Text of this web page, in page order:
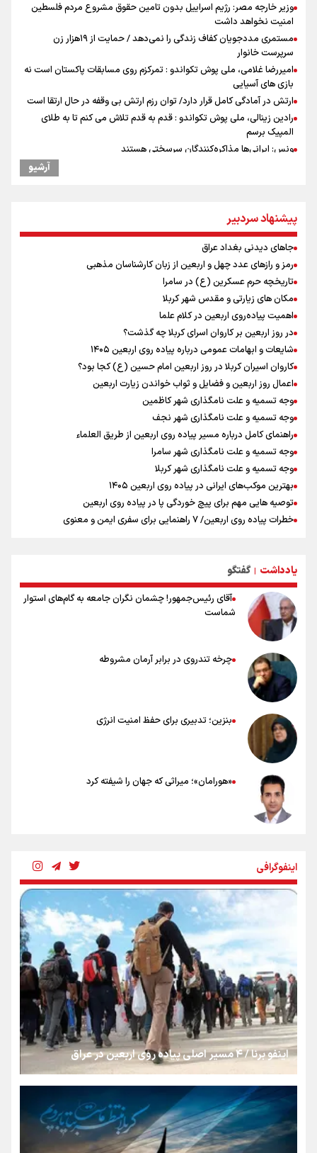
وزیر خارجه مصر: رژیم اسراییل بدون تامین حقوق مشروع مردم فلسطین
امنیت نخواهد داشت
مستمری مددجویان کفاف زندگی را نمی‌دهد / حمایت از ۱۹هزار زن‌
سرپرست خانوار
امیررضا غلامی، ملی پوش تکواندو : تمرکزم روی مسابقات پاکستان است نه
بازی های آسیایی
ارتش در آمادگی کامل قرار دارد/ توان رزم ارتش بی وقفه در حال ارتقا است
رادین زینالی، ملی پوش تکواندو : قدم به قدم تلاش می کنم تا به طلای
المپیک برسم
ونس: ایرانی‌ها مذاکره‌کنندگان سرسختی هستند
جابجایی مرکز ثقل اقتصاد جهان انجام شد/ فرصت طلایی برای اقتصاد
اردوی تیم ملی تکواندو
پالایشگاه بزرگ نفت روسیه هدف حمله قرار گرفت
دوچرخه‌سواری در کوهستان؛ جذاب اما بسیار خطرناک
تاریخچه حرم عسکرین (ع) در سامرا
مهدی حاجی ‌موسایی، ملی‌پوش تکواندوی ایران : با تصمیم فدراسیون در
وزن جدیدی در مسابقات حاضر می شوم
ماهواره‌‌ها خسارت انفجار جبل‌علی امارت را لو دادند
مسعود حجی زواره، مربی تیم ملی تکواندو : تیم جوان و آینده داری را در
اختیار داریم
پیام خانلرخانی، سرمربی تیم ملی تکواندو : به‌دلیل تحریم‌ها تهیه تجهیزات
الکترونیکی مورد نیاز تکواندو بسیار دشوار است
آرشیو
پیشنهاد سردبیر
جاهای دیدنی بغداد عراق
رمز و رازهای عدد چهل و اربعین از زبان کارشناسان مذهبی
تاریخچه حرم عسکرین (ع) در سامرا
مکان های زیارتی و مقدس شهر کربلا
اهمیت پیاده‌روی اربعین در کلام علما
در روز اربعین بر کاروان اسرای کربلا چه گذشت؟
شایعات و ابهامات عمومی درباره پیاده روی اربعین ۱۴۰۵
کاروان اسیران کربلا در روز اربعین امام حسین (ع) کجا بود؟
اعمال روز اربعین و فضایل و ثواب خواندن زیارت اربعین
وجه تسمیه و علت نامگذاری شهر کاظمین
وجه تسمیه و علت نامگذاری شهر نجف
راهنمای کامل درباره مسیر پیاده روی اربعین از طریق العلماء
وجه تسمیه و علت نامگذاری شهر سامرا
وجه تسمیه و علت نامگذاری شهر کربلا
بهترین موکب‌های ایرانی در پیاده روی اربعین ۱۴۰۵
توصیه هایی مهم برای پیچ خوردگی پا در پیاده روی اربعین
خطرات پیاده روی اربعین/ ۷ راهنمایی برای سفری ایمن و معنوی
۸۰ توصیه کاربردی برای ۸۰ کیلومتر پیاده روی اربعین
یادداشت | گفتگو
آقای رئیس‌جمهور! چشمان نگران جامعه به گام‌های استوار
شماست
چرخه تندروی در برابر آرمان مشروطه
بنزین؛ تدبیری برای حفظ امنیت انرژی
«هورامان»؛ میراثی که جهان را شیفته کرد
رسانه ملی و حق مردم برای شنیدن صدای رئیس‌جمهوری
روایت ایران از کنار مردم
از طلوع خیابان‌ها تا غروب اشک
جمله‌ای که بغض چهارماهه را شکست؛ «آهای مردم، آقا از
تهران رفتند»
سه حسرتی که به دلم ماند
اینفوگرافی
اینفو برنا / ۴ مسیر اصلی پیاده روی اربعین در عراق